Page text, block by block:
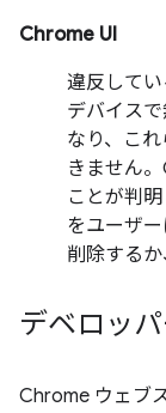
Chrome UI
違反して
デバイス
なり、こ
きません
ことが判
をユーザ
削除する
デベロッ
Chrome ウェブ